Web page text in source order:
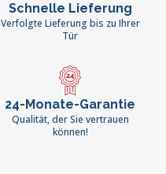
Schnelle Lieferung
Verfolgte Lieferung bis zu Ihrer
Tür
24-Monate-Garantie
Qualität, der Sie vertrauen
können!